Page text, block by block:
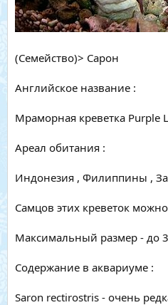
(Семейство)> Сарон
Английское название :
Мраморная креветка Purple
Ареал обитания :
Индонезия , Филиппины ,
Самцов этих креветок
Максимальный размер - до
Содержание в аквариуме :
Saron rectirostris - очень